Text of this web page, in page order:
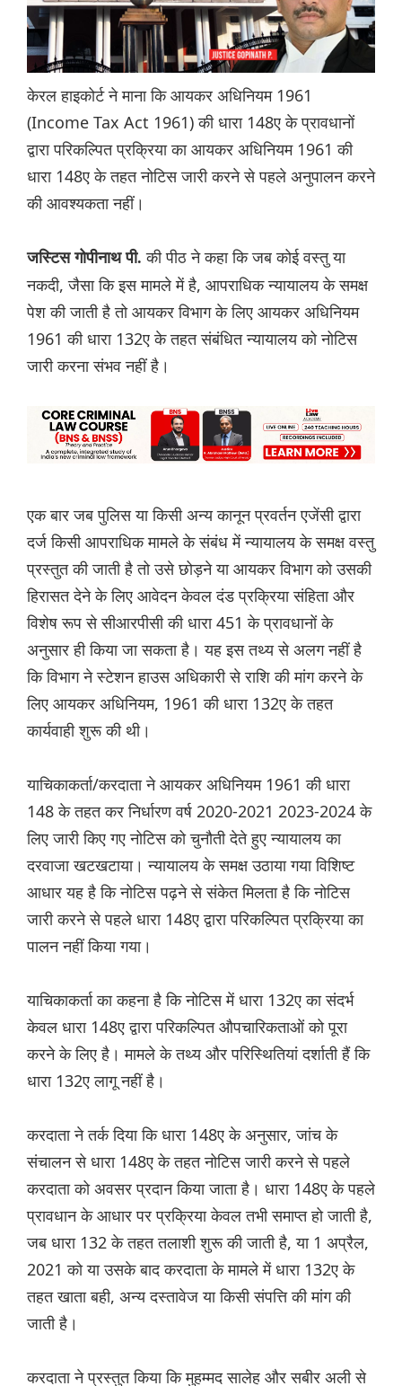
केरल हाइकोर्ट ने माना कि आयकर अधिनियम 1961
(Income Tax Act 1961) की धारा 148ए के प्रावधानों
द्वारा परिकल्पित प्रक्रिया का आयकर अधिनियम 1961 की
धारा 148ए के तहत नोटिस जारी करने से पहले अनुपालन करने
की आवश्यकता नहीं।
जस्टिस गोपीनाथ पी.की पीठ ने कहा कि जब कोई वस्तु या
नकदी, जैसा कि इस मामले में है, आपराधिक न्यायालय के समक्ष
पेश की जाती है तो आयकर विभाग के लिए आयकर अधिनियम
1961 की धारा 132ए के तहत संबंधित न्यायालय को नोटिस
जारी करना संभव नहीं है।
एक बार जब पुलिस या किसी अन्य कानून प्रवर्तन एजेंसी द्वारा
दर्ज किसी आपराधिक मामले के संबंध में न्यायालय के समक्ष वस्तु
प्रस्तुत की जाती है तो उसे छोड़ने या आयकर विभाग को उसकी
हिरासत देने के लिए आवेदन केवल दंड प्रक्रिया संहिता और
विशेष रूप से सीआरपीसी की धारा 451 के प्रावधानों के
अनुसार ही किया जा सकता है। यह इस तथ्य से अलग नहीं है
कि विभाग ने स्टेशन हाउस अधिकारी से राशि की मांग करने के
लिए आयकर अधिनियम, 1961 की धारा 132ए के तहत
कार्यवाही शुरू की थी।
याचिकाकर्ता/करदाता ने आयकर अधिनियम 1961 की धारा
148 के तहत कर निर्धारण वर्ष 2020-2021 2023-2024 के
लिए जारी किए गए नोटिस को चुनौती देते हुए न्यायालय का
दरवाजा खटखटाया। न्यायालय के समक्ष उठाया गया विशिष्ट
आधार यह है कि नोटिस पढ़ने से संकेत मिलता है कि नोटिस
जारी करने से पहले धारा 148ए द्वारा परिकल्पित प्रक्रिया का
पालन नहीं किया गया।
याचिकाकर्ता का कहना है कि नोटिस में धारा 132ए का संदर्भ
केवल धारा 148ए द्वारा परिकल्पित औपचारिकताओं को पूरा
करने के लिए है। मामले के तथ्य और परिस्थितियां दर्शाती हैं कि
धारा 132ए लागू नहीं है।
करदाता ने तर्क दिया कि धारा 148ए के अनुसार, जांच के
संचालन से धारा 148ए के तहत नोटिस जारी करने से पहले
करदाता को अवसर प्रदान किया जाता है। धारा 148ए के पहले
प्रावधान के आधार पर प्रक्रिया केवल तभी समाप्त हो जाती है,
जब धारा 132 के तहत तलाशी शुरू की जाती है, या 1 अप्रैल,
2021 को या उसके बाद करदाता के मामले में धारा 132ए के
तहत खाता बही, अन्य दस्तावेज या किसी संपत्ति की मांग की
जाती है।
करदाता ने प्रस्तुत किया कि मुहम्मद सालेह और सबीर अली से